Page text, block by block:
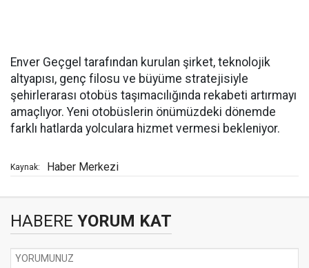
Enver Geçgel tarafından kurulan şirket, teknolojik
altyapısı, genç filosu ve büyüme stratejisiyle
şehirlerarası otobüs taşımacılığında rekabeti artırmayı
amaçlıyor. Yeni otobüslerin önümüzdeki dönemde
farklı hatlarda yolculara hizmet vermesi bekleniyor.
Kaynak: Haber Merkezi
HABERE YORUM KAT